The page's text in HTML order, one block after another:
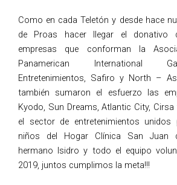
Como en cada Teletón y desde hace
de Proas hacer llegar el donativo
empresas que conforman la
Panamerican International
Entretenimientos, Safiro y North –
también sumaron el esfuerzo las
Kyodo, Sun Dreams, Atlantic City,
el sector de entretenimientos
niños del Hogar Clínica San Juan
hermano Isidro y todo el equipo
2019, juntos cumplimos la meta!!!